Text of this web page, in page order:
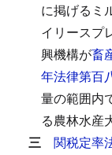
に掲げるミ
イリースプ
興機構が畜
年法律第百
量の範囲内
る農林水産
三
関税定率